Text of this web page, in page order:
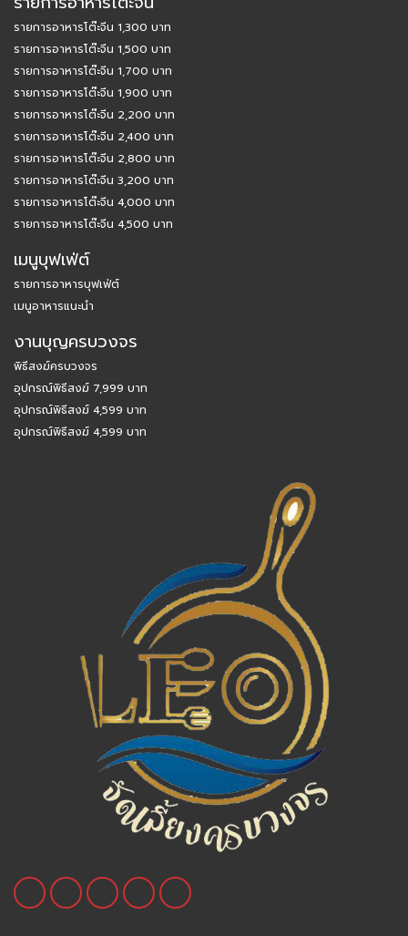
รายการอาหารโต๊ะจีน 1,300 บาท
รายการอาหารโต๊ะจีน 1,500 บาท
รายการอาหารโต๊ะจีน 1,700 บาท
รายการอาหารโต๊ะจีน 1,900 บาท
รายการอาหารโต๊ะจีน 2,200 บาท
รายการอาหารโต๊ะจีน 2,400 บาท
รายการอาหารโต๊ะจีน 2,800 บาท
รายการอาหารโต๊ะจีน 3,200 บาท
รายการอาหารโต๊ะจีน 4,000 บาท
รายการอาหารโต๊ะจีน 4,500 บาท
เมนูบุฟเฟ่ต์
รายการอาหารบุฟเฟ่ต์
เมนูอาหารแนะนำ
งานบุญครบวงจร
พิธีสงฆ์ครบวงจร
อุปกรณ์พิธีสงฆ์ 7,999 บาท
อุปกรณ์พิธีสงฆ์ 4,599 บาท
อุปกรณ์พิธีสงฆ์ 4,599 บาท